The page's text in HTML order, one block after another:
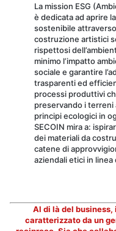
La mission ESG
è dedicata ad aprire
sostenibile
costruzione artistici
rispettosi
minimo l’impatto
sociale e garantire
trasparenti ed
processi produttivi
preservando i
principi ecologici in
SECOIN mira a:
dei materiali da
catene di
aziendali etici in
Al di là del business,
caratterizzato da un